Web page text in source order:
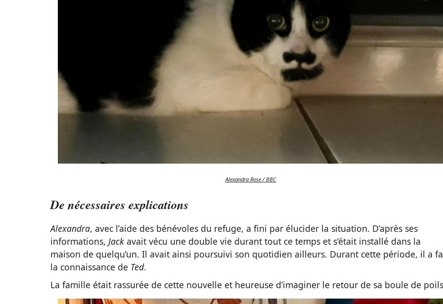
Alexandra Rose / BBC
De nécessaires explications
Alexandra, avec l’aide des bénévoles du refuge, a fini par élucider la situation. D’après ses
informations, Jack avait vécu une double vie durant tout ce temps et s’était installé dans la
maison de quelqu’un. Il avait ainsi poursuivi son quotidien ailleurs. Durant cette période, il a
la connaissance de Ted.
La famille était rassurée de cette nouvelle et heureuse d’imaginer le retour de sa boule de